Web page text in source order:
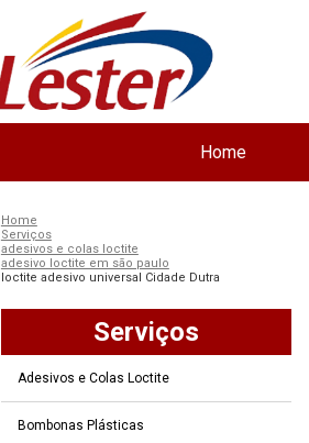
Home
Home
Serviços
adesivos e colas loctite
adesivo loctite em são paulo
loctite adesivo universal Cidade Dutra
Serviços
Adesivos e Colas Loctite
Bombonas Plásticas